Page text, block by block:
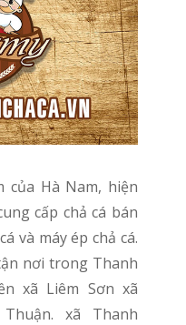
cấp chả cá bán
và máy ép chả cá.
nơi trong Thanh
xã Liêm Sơn xã
xã Thanh